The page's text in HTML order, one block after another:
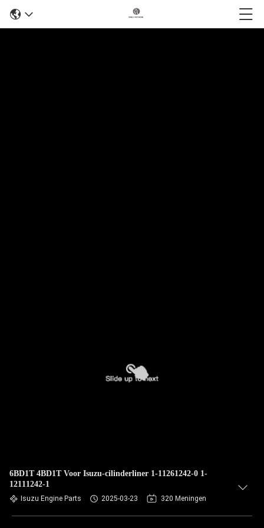
6BD1T 4BD1T Voor Isuzu-cilinderliner 1-11261242-0 1-
12111242-1
Isuzu Engine Parts 2025-03-23 320 Meningen